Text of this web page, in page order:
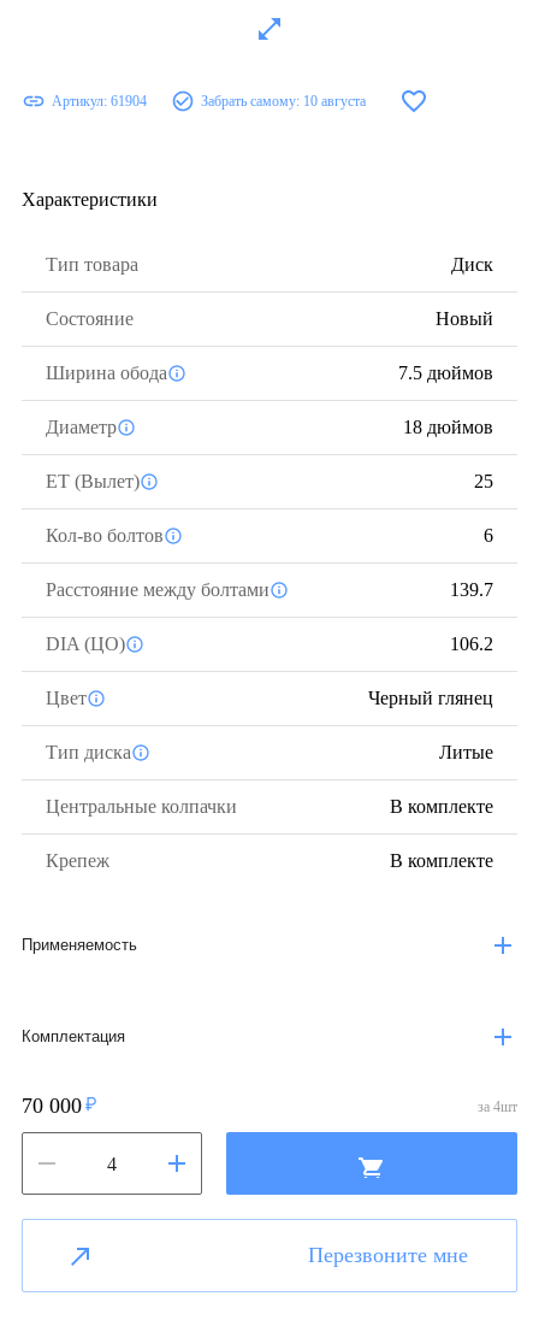
Артикул: 61904 Забрать самому: 10 августа
Характеристики
Тип товара Диск
Состояние Новый
Ширина обода 7.5 дюймов
Диаметр 18 дюймов
ЕТ (Вылет) 25
Кол-во болтов 6
Расстояние между болтами 139.7
DIA (ЦО) 106.2
Цвет Черный глянец
Тип диска Литые
Центральные колпачки В комплекте
Крепеж В комплекте
Применяемость
Комплектация
70 000 за 4шт
Перезвоните мне